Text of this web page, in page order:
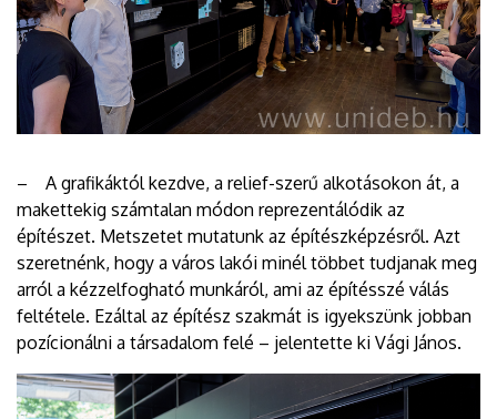
– A grafikáktól kezdve, a relief-szerű alkotásokon át, a
makettekig számtalan módon reprezentálódik az
építészet. Metszetet mutatunk az építészképzésről. Azt
szeretnénk, hogy a város lakói minél többet tudjanak meg
arról a kézzelfogható munkáról, ami az építésszé válás
feltétele. Ezáltal az építész szakmát is igyekszünk jobban
pozícionálni a társadalom felé – jelentette ki Vági János.